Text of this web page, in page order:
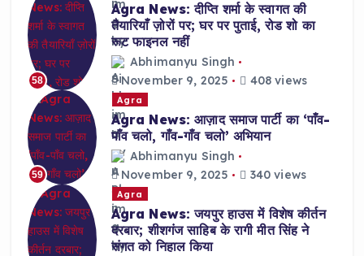
58
Agra News: दीप्ति शर्मा के स्वागत की
तैयारियाँ ज़ोरों पर; घर पर पुताई, रोड शो का
रूट फाइनल नहीं
Abhimanyu Singh
November 9, 2025
408 views
59
Agra
Agra News: आज़ाद समाज पार्टी का ‘पाँव-
पाँव चलो, गाँव-गाँव चलो’ अभियान
Abhimanyu Singh
November 9, 2025
340 views
Agra
Agra News: जयपुर हाउस में विशेष कीर्तन
दरबार; शीशगंज साहिब के रागी मीत सिंह ने
संगत को निहाल किया